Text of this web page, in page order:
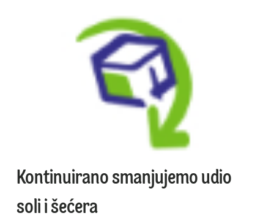
Kontinuirano smanjujemo udio
soli i šećera